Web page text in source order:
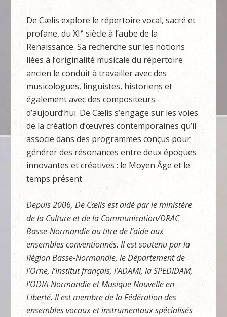
De Cælis explore le répertoire vocal, sacré et
profane, du XIe siècle à l’aube de la
Renaissance. Sa recherche sur les notions
liées à l’originalité musicale du répertoire
ancien le conduit à travailler avec des
musicologues, linguistes, historiens et
également avec des compositeurs
d’aujourd’hui. De Cælis s’engage sur les voies
de la création d’œuvres contemporaines qu’il
associe dans des programmes conçus pour
générer des résonances entre deux époques
innovantes et créatives : le Moyen Âge et le
temps présent.
Depuis 2006, De Cælis est aidé par le ministère
de la Culture et de la Communication/DRAC
Basse-Normandie au titre de l’aide aux
ensembles conventionnés. Il est soutenu par la
Région Basse-Normandie, le Département de
l’Orne, l’Institut français, l’ADAMI, la SPEDIDAM,
l’ODIA-Normandie et Musique Nouvelle en
Liberté. Il est membre de la Fédération des
ensembles vocaux et instrumentaux spécialisés